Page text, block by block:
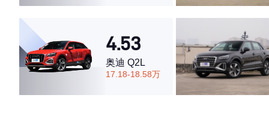
4.53
奥迪 Q2L
17.18-18.58万